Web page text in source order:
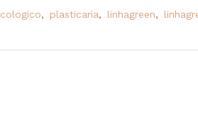
, plasticaria, linhagreen,